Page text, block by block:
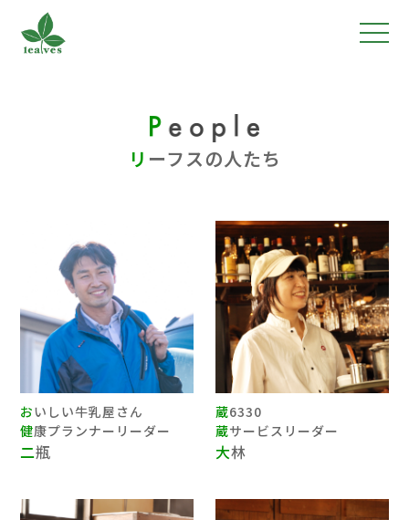
リ ーフスの人たち
おいしい牛乳屋さん
健康プランナーリーダー
二瓶
蔵6330
蔵サービスリーダー
大林